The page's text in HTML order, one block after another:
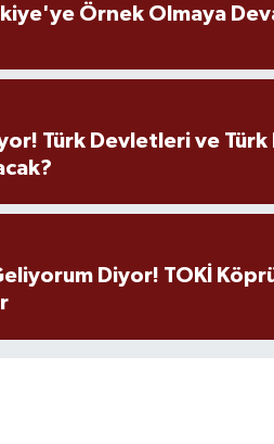
Örnek Olmaya
Türk Devletleri ve
Diyor! TOKİ